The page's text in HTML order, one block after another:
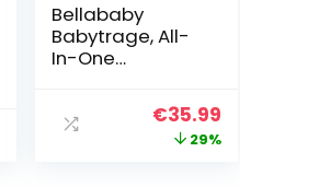
Bellababy
Babytrage, All-
In-One
Neugeborene
ab Geburt,
Ursprünglicher
Preis
€35.99Aktueller
Preis
29%